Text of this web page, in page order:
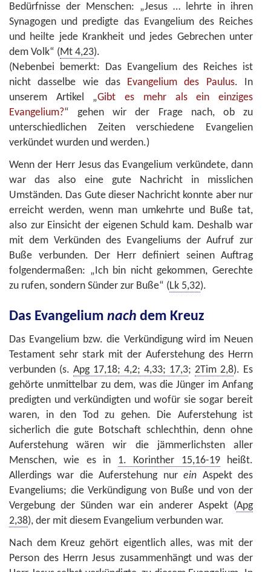
Bedürfnisse der Menschen: „Jesus … lehrte in ihren
Synagogen und predigte das Evangelium des Reiches
und heilte jede Krankheit und jedes Gebrechen unter
dem Volk“ (Mt 4,23).
(Nebenbei bemerkt: Das Evangelium des Reiches ist
nicht dasselbe wie das Evangelium des Paulus. In
unserem Artikel „Gibt es mehr als ein einziges
Evangelium?“ gehen wir der Frage nach, ob zu
unterschiedlichen Zeiten verschiedene Evangelien
verkündet wurden und werden.)
Wenn der Herr Jesus das Evangelium verkündete, dann
war das also eine gute Nachricht in misslichen
Umständen. Das Gute dieser Nachricht konnte aber nur
erreicht werden, wenn man umkehrte und Buße tat,
also zur Einsicht der eigenen Schuld kam. Deshalb war
mit dem Verkünden des Evangeliums der Aufruf zur
Buße verbunden. Der Herr definiert seinen Auftrag
folgendermaßen: „Ich bin nicht gekommen, Gerechte
zu rufen, sondern Sünder zur Buße“ (Lk 5,32).
Das Evangelium nach dem Kreuz
Das Evangelium bzw. die Verkündigung wird im Neuen
Testament sehr stark mit der Auferstehung des Herrn
verbunden (s. Apg 17,18; 4,2; 4,33; 17,3; 2Tim 2,8). Es
gehörte unmittelbar zu dem, was die Jünger im Anfang
predigten und verkündigten und wofür sie sogar bereit
waren, in den Tod zu gehen. Die Auferstehung ist
sicherlich die gute Botschaft schlechthin, denn ohne
Auferstehung wären wir die jämmerlichsten aller
Menschen, wie es in 1. Korinther 15,16-19heißt.
Allerdings war die Auferstehung nurein Aspekt des
Evangeliums; die Verkündigung von Buße und von der
Vergebung der Sünden war ein anderer Aspekt (Apg
2,38), der mit diesem Evangelium verbunden war.
Nach dem Kreuz gehört eigentlich alles, was mit der
Person des Herrn Jesus zusammenhängt und was der